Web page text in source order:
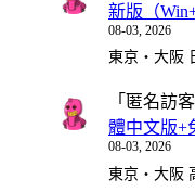
新版（
08-03, 2026
東京・大阪
「 匿名訪客
體中文版+
08-03, 2026
東京・大阪